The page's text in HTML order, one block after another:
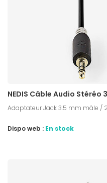
NEDIS Câble Audio
Adaptateur Jack 3.5 mm mâle /
Dispo web : En stock